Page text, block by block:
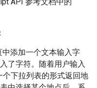
中添加一个文本输入字
了字符。随着用户输入
下拉列表的形式返回地